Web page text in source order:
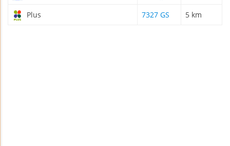
Plus 7327 GS 5 km